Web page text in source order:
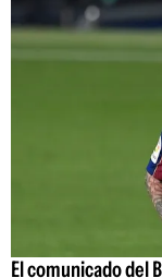
El comunicado del